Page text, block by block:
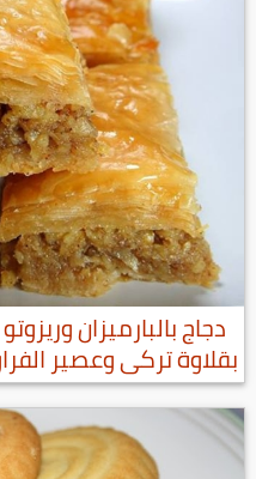
دجاج بالبارميزان
بقلاوة تركى وعصير